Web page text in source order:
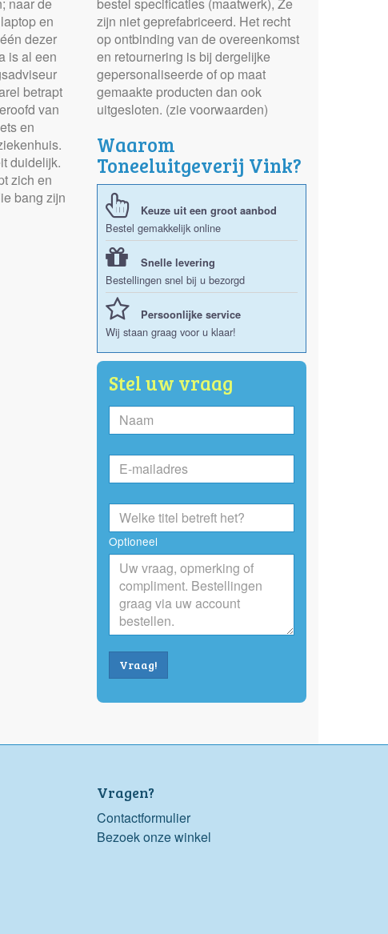
en
dezer
is al een
betrapt
van
en
duidelijk.
zich en
bang zijn
zijn niet geprefabriceerd. Het recht
op ontbinding van de overeenkomst
en retournering is bij dergelijke
gepersonaliseerde of op maat
gemaakte producten dan ook
uitgesloten. (zie voorwaarden)
Waarom
Toneeluitgeverij Vink?
Keuze uit een groot aanbod
Bestel gemakkelijk online
Snelle levering
Bestellingen snel bij u bezorgd
Persoonlijke service
Wij staan graag voor u klaar!
Stel uw vraag
Optioneel
Vraag!
Vragen?
Contactformulier
Bezoek onze winkel